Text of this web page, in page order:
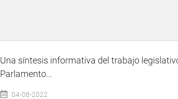
Una síntesis informativa del trabajo
Parlamento...
04-08-2022